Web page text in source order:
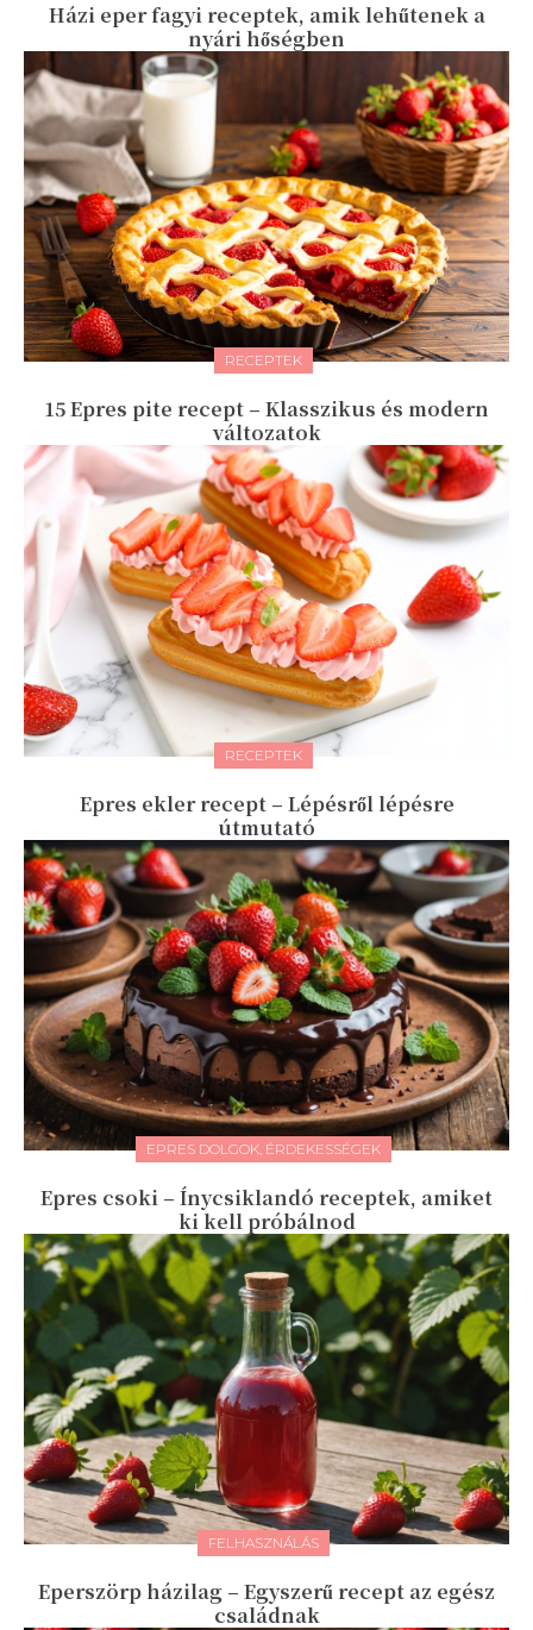
Házi eper fagyi receptek, amik lehűtenek a
nyári hőségben
RECEPTEK
15 Epres pite recept – Klasszikus és modern
változatok
RECEPTEK
Epres ekler recept – Lépésről lépésre
útmutató
EPRES DOLGOK, ÉRDEKESSÉGEK
Epres csoki – Ínycsiklandó receptek, amiket
ki kell próbálnod
FELHASZNÁLÁS
Eperszörp házilag – Egyszerű recept az egész
családnak